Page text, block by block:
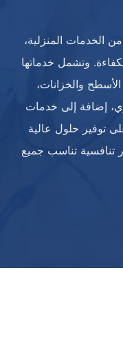
الخدمات المنزلية،
وتشمل خدماتها
والخزانات،
إضافة إلى خدمات
توفير حلول عالية
تنافسية تناسب جميع